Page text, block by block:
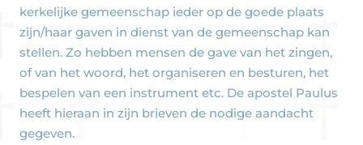
kerkelijke gemeenschap ieder op de goede plaats
zijn/haar gaven in dienst van de gemeenschap kan
stellen. Zo hebben mensen de gave van het zingen,
of van het woord, het organiseren en besturen, het
bespelen van een instrument etc. De apostel Paulus
heeft hieraan in zijn brieven de nodige aandacht
gegeven.